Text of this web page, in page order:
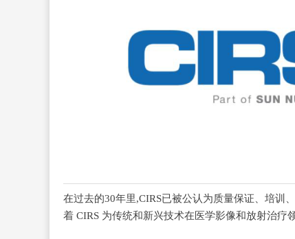
在过去的30年里,CIRS已被公认为质量保证、培训
着 CIRS 为传统和新兴技术在医学影像和放射治疗